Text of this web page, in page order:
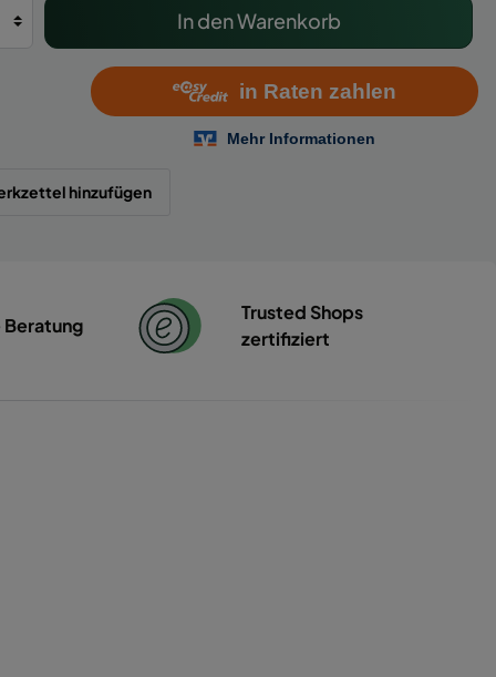
In den Warenkorb
hinzufügen
Beratung
Trusted Shops
zertifiziert